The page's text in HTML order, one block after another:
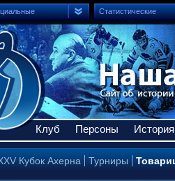
Статистические
Клуб Персоны История
Кубок Ахерна Турниры